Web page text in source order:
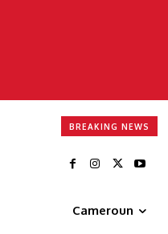
BREAKING NEWS
Cameroun